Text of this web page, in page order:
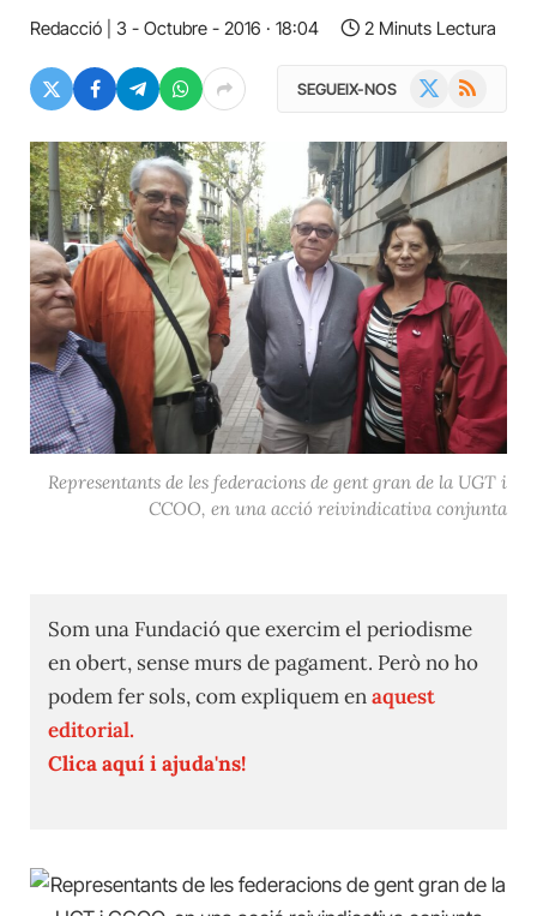
Redacció 3 - Octubre - 2016 · 18:04 2 Minuts Lectura
SEGUEIX-NOS RSS
Representants de les federacions de gent gran de la UGT i
CCOO, en una acció reivindicativa conjunta
Som una Fundació que exercim el periodisme
en obert, sense murs de pagament. Però no ho
podem fer sols, com expliquem enaquest
editorial.
Clica aquí i ajuda'ns!